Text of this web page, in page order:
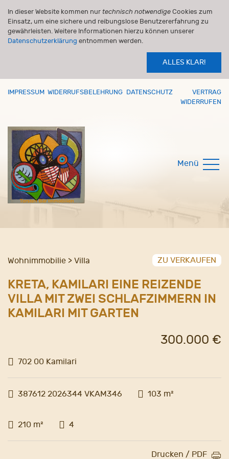
In dieser Website kommen nur technisch notwendige Cookies zum
Einsatz, um eine sichere und reibungslose Benutzererfahrung zu
gewährleisten. Weitere Informationen hierzu können unserer
Datenschutzerklärung entnommen werden.
ALLES KLAR!
IMPRESSUM WIDERRUFSBELEHRUNG DATENSCHUTZ
VERTRAG
WIDERRUFEN
Menü
Wohnimmobilie > Villa ZU VERKAUFEN
KRETA, KAMILARI EINE REIZENDE
VILLA MIT ZWEI SCHLAFZIMMERN IN
KAMILARI MIT GARTEN
702 00 Kamilari
300.000 €
387612 2026344 VKAM346 103 m²
210 m² 4
Drucken / PDF